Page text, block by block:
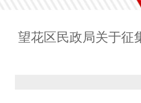
望花区民政局关于征